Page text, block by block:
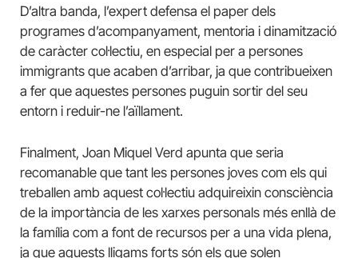
D’altra banda, l’expert defensa el paper dels
programes d’acompanyament, mentoria i dinamització
de caràcter col·lectiu, en especial per a persones
immigrants que acaben d’arribar, ja que contribueixen
a fer que aquestes persones puguin sortir del seu
entorn i reduir-ne l’aïllament.
Finalment, Joan Miquel Verd apunta que seria
recomanable que tant les persones joves com els qui
treballen amb aquest col·lectiu adquireixin consciència
de la importància de les xarxes personals més enllà de
la família com a font de recursos per a una vida plena,
ja que aquests lligams forts són els que solen